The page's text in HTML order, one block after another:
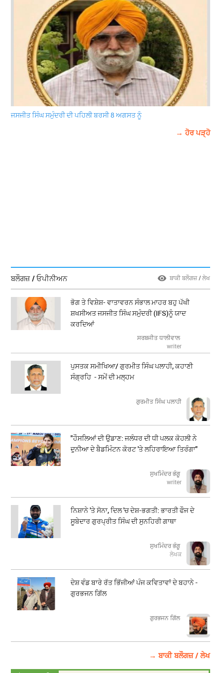
ਜਸਜੀਤ ਸਿੰਘ ਸਮੁੰਦਰੀ ਦੀ ਪਹਿਲੀ ਬਰਸੀ 8 ਅਗਸਤ ਨੂੰ
→ ਹੋਰ ਪੜ੍ਹੋ
ਬਲੌਗਜ਼ / ਓਪੀਨੀਅਨ ਬਾਕੀ ਬਲੌਗਜ਼ / ਲੇਖ
ਭੋਗ ਤੇ ਵਿਸ਼ੇਸ਼- ਵਾਤਾਵਰਨ ਸੰਭਾਲ ਮਾਹਰ ਬਹੁ ਪੱਖੀ
ਸ਼ਖਸੀਅਤ ਜਸਜੀਤ ਸਿੰਘ ਸਮੁੰਦਰੀ (IFS)ਨੂੰ ਯਾਦ
ਕਰਦਿਆਂ
ਸਰਬਜੀਤ ਧਾਲੀਵਾਲ
writer
ਪੁਸਤਕ ਸਮੀਖਿਆ/ ਗੁਰਮੀਤ ਸਿੰਘ ਪਲਾਹੀ, ਕਹਾਣੀ
ਸੰਗ੍ਰਹਿ - ਸਮੇਂ ਦੀ ਮਲ੍ਹਮ
ਗੁਰਮੀਤ ਸਿੰਘ ਪਲਾਹੀ
"ਹੌਸਲਿਆਂ ਦੀ ਉਡਾਣ: ਜਲੰਧਰ ਦੀ ਧੀ ਪਲਕ ਕੋਹਲੀ ਨੇ
ਦੁਨੀਆ ਦੇ ਬੈਡਮਿੰਟਨ ਕੋਰਟ 'ਤੇ ਲਹਿਰਾਇਆ ਤਿਰੰਗਾ"
ਸੁਖਮਿੰਦਰ ਭੰਗੂ
writer
ਨਿਸ਼ਾਨੇ 'ਤੇ ਸੋਨਾ, ਦਿਲ 'ਚ ਦੇਸ਼-ਭਗਤੀ: ਭਾਰਤੀ ਫੌਜ ਦੇ
ਸੂਬੇਦਾਰ ਗੁਰਪ੍ਰੀਤ ਸਿੰਘ ਦੀ ਸੁਨਹਿਰੀ ਗਾਥਾ
ਸੁਖਮਿੰਦਰ ਭੰਗੂ
ਲੇਖਕ
ਦੇਸ਼ ਵੰਡ ਬਾਰੇ ਰੱਤ ਭਿੱਜੀਆਂ ਪੰਜ ਕਵਿਤਾਵਾਂ ਦੇ ਬਹਾਨੇ -
ਗੁਰਭਜਨ ਗਿੱਲ
​​​​​​​ਗੁਰਭਜਨ ਗਿੱਲ
→ ਬਾਕੀ ਬਲੌਗਜ਼ / ਲੇਖ